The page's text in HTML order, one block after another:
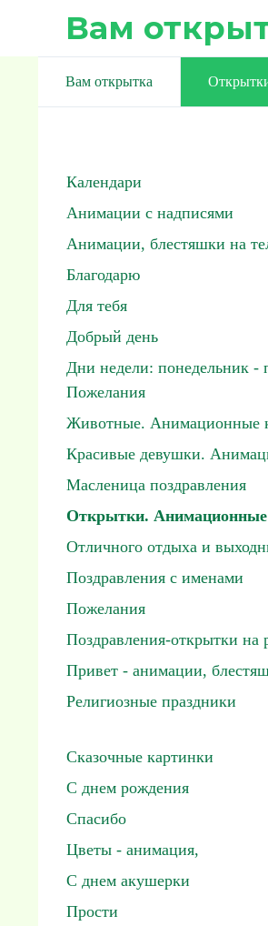
Вам
Вам открытка
Календари
Анимации с надписями
Анимации, блестяшки на
Благодарю
Для тебя
Добрый день
Дни недели: понедельник -
Пожелания
Животные. Анимационные
Красивые девушки.
Масленица поздравления
Открытки. Анимационные
Отличного отдыха и
Поздравления с именами
Пожелания
Поздравления-открытки на
Привет - анимации,
Религиозные праздники
Сказочные картинки
С днем рождения
Спасибо
Цветы - анимация,
С днем акушерки
Прости